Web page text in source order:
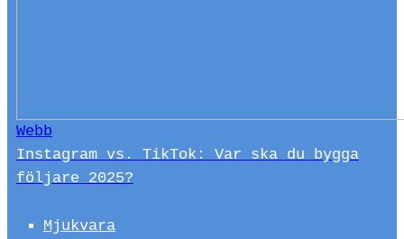
Webb
Instagram vs. TikTok: Var ska du bygga
följare 2025?
Mjukvara